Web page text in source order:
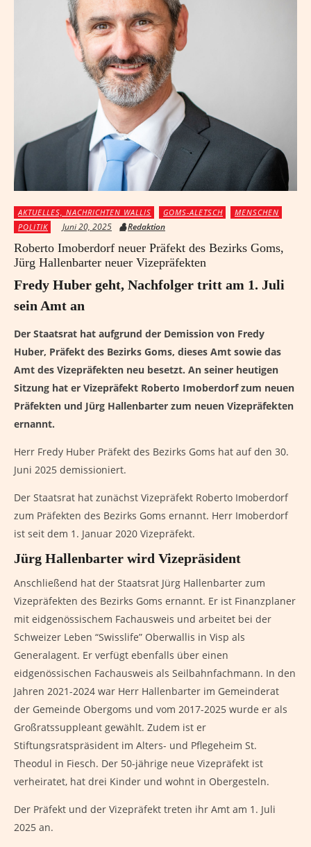
AKTUELLES, NACHRICHTEN WALLIS GOMS-ALETSCH
MENSCHEN
POLITIK
Juni 20, 2025 Redaktion
Roberto Imoberdorf neuer Präfekt des Bezirks Goms,
Jürg Hallenbarter neuer Vizepräfekten
Fredy Huber geht, Nachfolger tritt am 1. Juli
sein Amt an
Der Staatsrat hat aufgrund der Demission von Fredy
Huber, Präfekt des Bezirks Goms, dieses Amt sowie das
Amt des Vizepräfekten neu besetzt. An seiner heutigen
Sitzung hat er Vizepräfekt Roberto Imoberdorf zum neuen
Präfekten und Jürg Hallenbarter zum neuen Vizepräfekten
ernannt.
Herr Fredy Huber Präfekt des Bezirks Goms hat auf den 30.
Juni 2025 demissioniert.
Der Staatsrat hat zunächst Vizepräfekt Roberto Imoberdorf
zum Präfekten des Bezirks Goms ernannt. Herr Imoberdorf
ist seit dem 1. Januar 2020 Vizepräfekt.
Jürg Hallenbarter wird Vizepräsident
Anschließend hat der Staatsrat Jürg Hallenbarter zum
Vizepräfekten des Bezirks Goms ernannt. Er ist Finanzplaner
mit eidgenössischem Fachausweis und arbeitet bei der
Schweizer Leben “Swisslife” Oberwallis in Visp als
Generalagent. Er verfügt ebenfalls über einen
eidgenössischen Fachausweis als Seilbahnfachmann. In den
Jahren 2021-2024 war Herr Hallenbarter im Gemeinderat
der Gemeinde Obergoms und vom 2017-2025 wurde er als
Großratssuppleant gewählt. Zudem ist er
Stiftungsratspräsident im Alters- und Pflegeheim St.
Theodul in Fiesch. Der 50-jährige neue Vizepräfekt ist
verheiratet, hat drei Kinder und wohnt in Obergesteln.
Der Präfekt und der Vizepräfekt treten ihr Amt am 1. Juli
2025 an.